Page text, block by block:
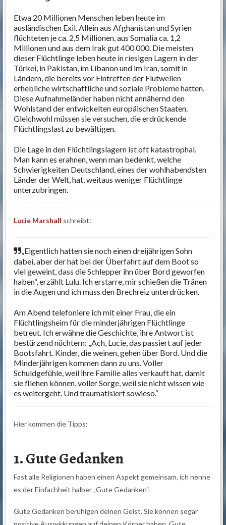
Etwa 20 Millionen Menschen leben heute im
ausländischen Exil. Allein aus Afghanistan und Syrien
flüchteten je ca. 2,5 Millionen, aus Somalia ca. 1,2
Millionen und aus dem Irak gut 400 000. Die meisten
dieser Flüchtlinge leben heute in riesigen Lagern in der
Türkei, in Pakistan, im Libanon und im Iran, somit in
Ländern, die bereits vor Eintreffen der Flutwellen
erhebliche wirtschaftliche und soziale Probleme hatten.
Diese Aufnahmeländer haben nicht annähernd den
Wohlstand der entwickelten europäischen Staaten.
Gleichwohl müssen sie versuchen, die erdrückende
Flüchtlingslast zu bewältigen.
Die Lage in den Flüchtlingslagern ist oft katastrophal.
Man kann es erahnen, wenn man bedenkt, welche
Schwierigkeiten Deutschland, eines der wohlhabendsten
Länder der Welt, hat, weitaus weniger Flüchtlinge
unterzubringen.
Lucie Marshall schreibt:
„Eigentlich hatten sie noch einen dreijährigen Sohn
dabei, aber der hat bei der Überfahrt auf dem Boot so
viel geweint, dass die Schlepper ihn über Bord geworfen
haben“, erzählt Lulu. Ich erstarre, mir schießen die Tränen
in die Augen und ich muss den Brechreiz unterdrücken.
Am Abend telefoniere ich mit einer Frau, die ein
Flüchtlingsheim für die minderjährigen Flüchtlinge
betreut. Ich erwähne die Geschichte, ihre Antwort ist
bestürzend nüchtern: „Ach, Lucie, das passiert auf jeder
Bootsfahrt. Kinder, die weinen, gehen über Bord. Und die
Minderjährigen kommen dann zu uns. Voller
Schuldgefühle, weil ihre Familie alles verkauft hat, damit
sie fliehen können, voller Sorge, weil sie nicht wissen wie
es weitergeht. Und traumatisiert sowieso.“
Hier kommen die Tipps:
1. Gute Gedanken
Fast alle Religionen haben einen Aspekt gemeinsam, ich nenne
es der Einfachheit halber „Gute Gedanken“.
Gute Gedanken beruhigen deinen Geist. Sie können sogar